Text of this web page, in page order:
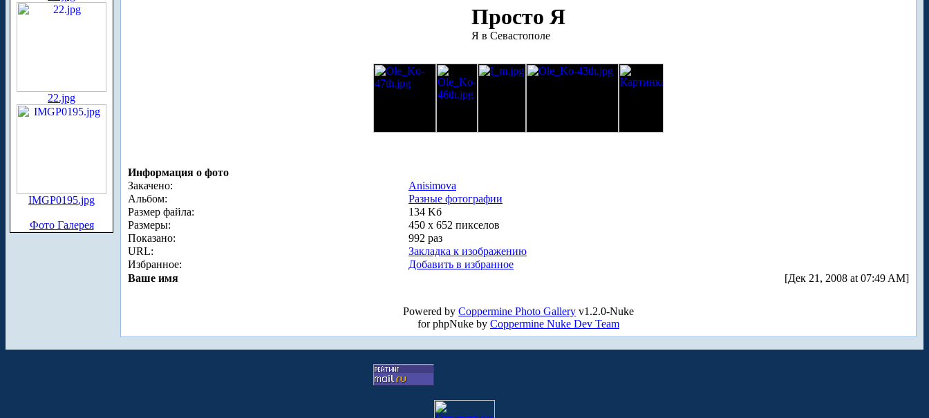
22.jpg
IMGP0195.jpg
Фото Галерея
Просто Я
Я в Севастополе
Информация о фото
Закачено:
Anisimova
Альбом:
Разные фотографии
Размер файла:
134 Kб
Размеры:
450 x 652 пикселов
Показано:
992 раз
URL:
Закладка к изображению
Избранное:
Добавить в избранное
Ваше имя
[Дек 21, 2008 at 07:49 AM]
Powered by Coppermine Photo Gallery v1.2.0-Nuke
for phpNuke by Coppermine Nuke Dev Team